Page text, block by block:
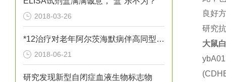
2018-03-26
*12治疗对老年阿尔茨海默病伴高同型半胱胺酸血症患者血清炎性因子
2018-06-21
研究发现新型自闭症血液生物标志物
良好
研究
大鼠